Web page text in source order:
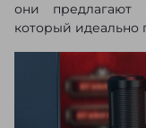
они
который идеально